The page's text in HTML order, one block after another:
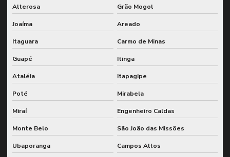
Alterosa Grão Mogol
Joaíma Areado
Itaguara Carmo de Minas
Guapé Itinga
Ataléia Itapagipe
Poté Mirabela
Miraí Engenheiro Caldas
Monte Belo São João das Missões
Ubaporanga Campos Altos